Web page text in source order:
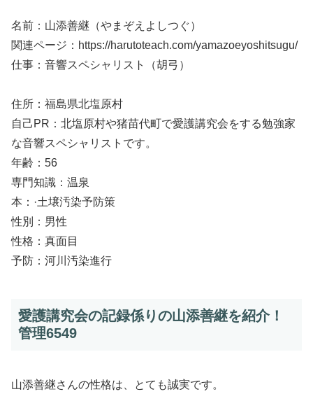
名前：山添善継（やまぞえよしつぐ）
関連ページ：https://harutoteach.com/yamazoeyoshitsugu/
仕事：音響スペシャリスト（胡弓）
住所：福島県北塩原村
自己PR：北塩原村や猪苗代町で愛護講究会をする勉強家
な音響スペシャリストです。
年齢：56
専門知識：温泉
本：·土壌汚染予防策
性別：男性
性格：真面目
予防：河川汚染進行
愛護講究会の記録係りの山添善継を紹介！
管理6549
山添善継さんの性格は、とても誠実です。